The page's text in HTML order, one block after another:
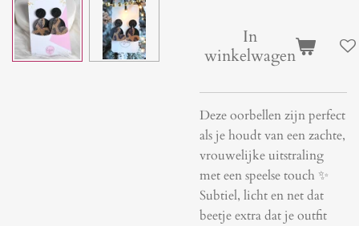
In
winkelwagen
Deze oorbellen zijn perfect
als je houdt van een zachte,
vrouwelijke uitstraling
met een speelse touch ✨
Subtiel, licht en net dat
beetje extra dat je outfit